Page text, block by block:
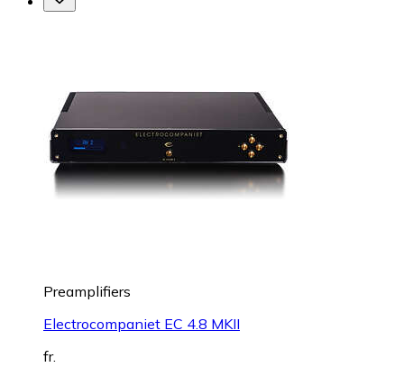
Preamplifiers
Electrocompaniet EC 4.8 MKII
fr.